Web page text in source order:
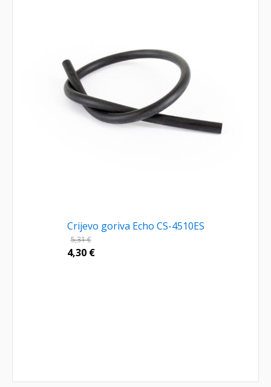
Crijevo goriva Echo CS-4510ES
5,31€
4,30 €